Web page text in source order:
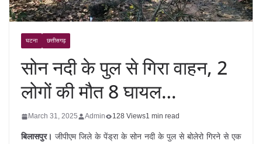
घटना छत्तीसगढ़
सोन नदी के पुल से गिरा वाहन, 2
लोगों की मौत 8 घायल…
March 31, 2025 Admin 128 Views1 min read
बिलासपुर। जीपीएम जिले के पेंड्रा के सोन नदी के पुल से बोलेरो गिरने से एक